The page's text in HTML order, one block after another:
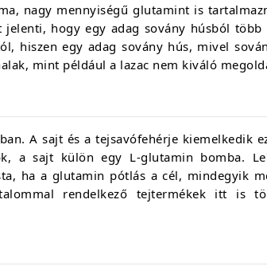
nagy mennyiségű glutamint is
jelenti, hogy egy adag sovány húsból
hiszen egy adag sovány hús, mivel
mint például a lazac nem kiváló
A sajt és a tejsavófehérje kiemelkedik
a sajt külön egy L-glutamin bomba.
ha a glutamin pótlás a cél, mindegyik
rendelkező tejtermékek itt is